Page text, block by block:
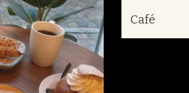
Café